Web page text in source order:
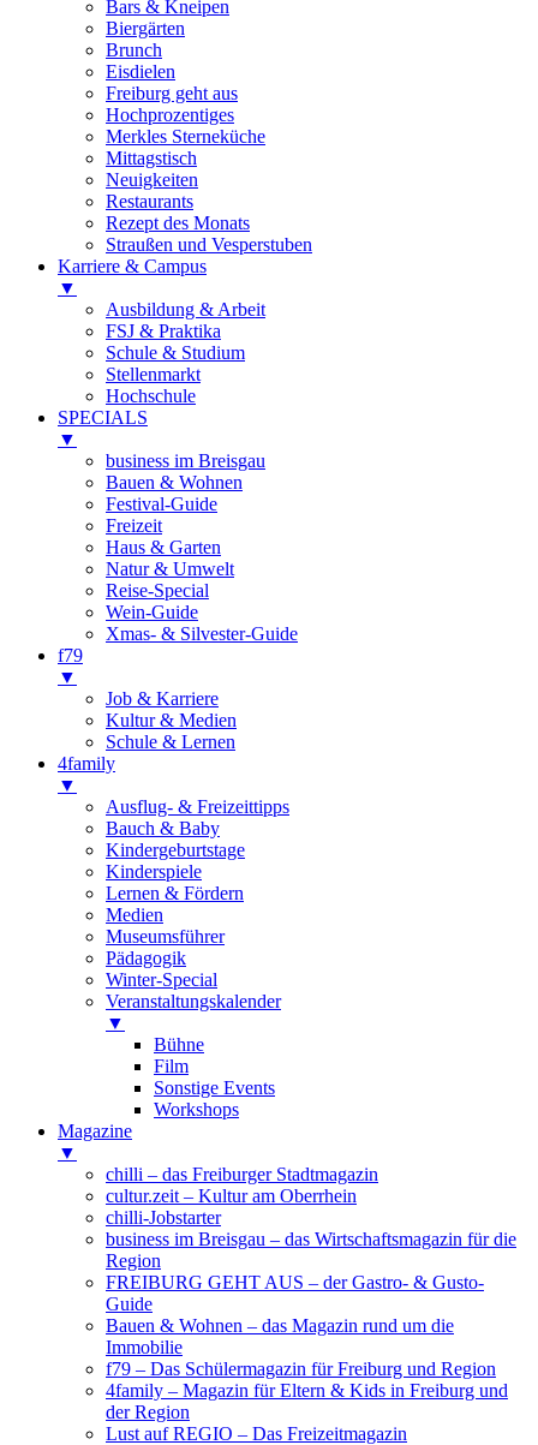
Bars & Kneipen
Biergärten
Brunch
Eisdielen
Freiburg geht aus
Hochprozentiges
Merkles Sterneküche
Mittagstisch
Neuigkeiten
Restaurants
Rezept des Monats
Straußen und Vesperstuben
Karriere & Campus
▼
Ausbildung & Arbeit
FSJ & Praktika
Schule & Studium
Stellenmarkt
Hochschule
SPECIALS
▼
business im Breisgau
Bauen & Wohnen
Festival-Guide
Freizeit
Haus & Garten
Natur & Umwelt
Reise-Special
Wein-Guide
Xmas- & Silvester-Guide
f79
▼
Job & Karriere
Kultur & Medien
Schule & Lernen
4family
▼
Ausflug- & Freizeittipps
Bauch & Baby
Kindergeburtstage
Kinderspiele
Lernen & Fördern
Medien
Museumsführer
Pädagogik
Winter-Special
Veranstaltungskalender
▼
Bühne
Film
Sonstige Events
Workshops
Magazine
▼
chilli – das Freiburger Stadtmagazin
cultur.zeit – Kultur am Oberrhein
chilli-Jobstarter
business im Breisgau – das Wirtschaftsmagazin für die
Region
FREIBURG GEHT AUS – der Gastro- & Gusto-
Guide
Bauen & Wohnen – das Magazin rund um die
Immobilie
f79 – Das Schülermagazin für Freiburg und Region
4family – Magazin für Eltern & Kids in Freiburg und
der Region
Lust auf REGIO – Das Freizeitmagazin